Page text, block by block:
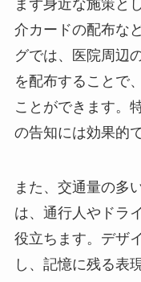
まず身近な施策と
介カードの配布な
グでは、医院周辺
を配布することで
ことができます。
の告知には効果的で
また、交通量の多
は、通行人やドラ
役立ちます。デザ
し、記憶に残る表